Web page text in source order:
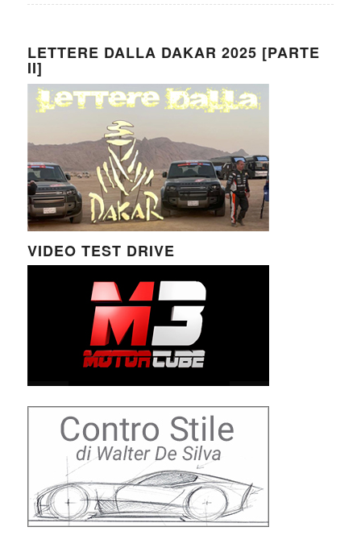
LETTERE DALLA DAKAR 2025 [PARTE
II]
VIDEO TEST DRIVE